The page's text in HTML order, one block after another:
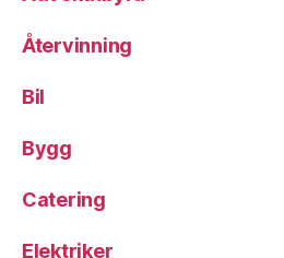
Återvinning
Bil
Bygg
Catering
Elektriker